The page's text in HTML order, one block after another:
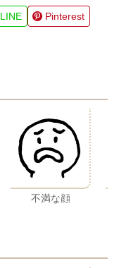
LINE
Pinterest
不満な顔